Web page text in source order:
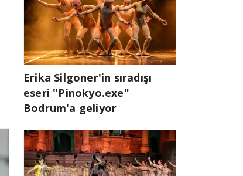
Erika Silgoner'in sıradışı
eseri "Pinokyo.exe"
Bodrum'a geliyor